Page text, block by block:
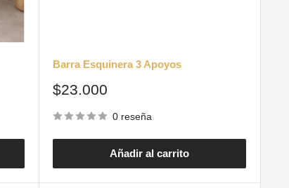
Barra Esquinera 3 Apoyos
Precio
venta
$23.000
0 reseña
Añadir al carrito